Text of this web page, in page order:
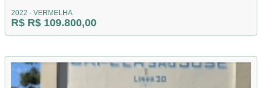
2022 - VERMELHA
R$ R$ 109.800,00